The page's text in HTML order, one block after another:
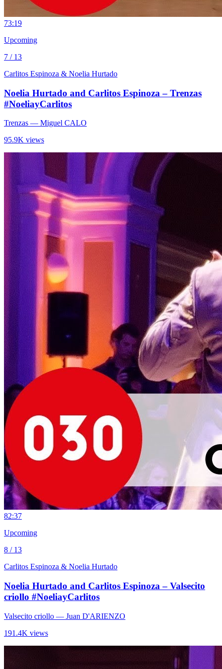
73:19
Upcoming
7 / 13
Carlitos Espinoza & Noelia Hurtado
Noelia Hurtado and Carlitos Espinoza – Trenzas
#NoeliayCarlitos
Trenzas — Miguel CALO
95.9K views
82:37
Upcoming
8 / 13
Carlitos Espinoza & Noelia Hurtado
Noelia Hurtado and Carlitos Espinoza – Valsecito
criollo #NoeliayCarlitos
Valsecito criollo — Juan D'ARIENZO
191.4K views